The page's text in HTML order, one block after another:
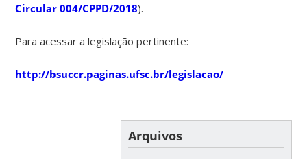
Circular 004/CPPD/2018).
Para acessar a legislação pertinente:
http://bsuccr.paginas.ufsc.br/legislacao/
Arquivos